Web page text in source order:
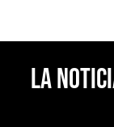
La